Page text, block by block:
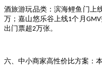
酒旅游玩品类：滨海鲤鱼门上
万；嘉山悠乐谷上线1个月 GMV
出门票超2万张。
六、中小商家高性价比方案：